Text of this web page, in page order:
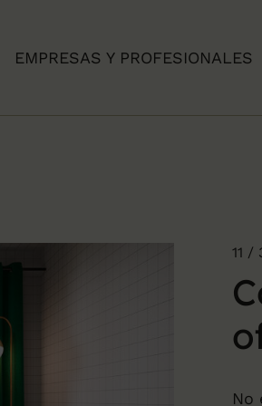
EMPRESAS Y PROFESIONALES
11 /
No